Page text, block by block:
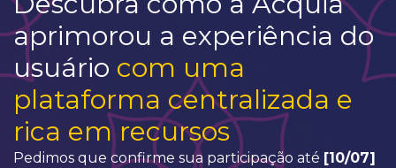
aprimorou a experiência do
usuário com uma
plataforma centralizada e
rica em recursos
Pedimos que confirme sua participação até [10/07]